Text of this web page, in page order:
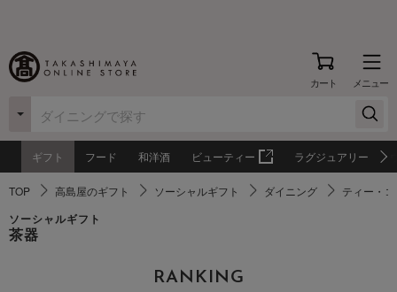
カート メニュー
ギフト フード 和洋酒 ビューティー ラグジュアリー
TOP 高島屋のギフト ソーシャルギフト ダイニング ティー・
ソーシャルギフト
茶器
RANKING